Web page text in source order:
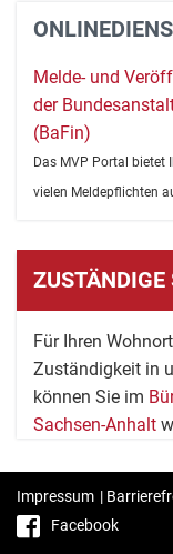
Melde- und
der
(BaFin)
Das MVP Portal bietet
vielen Meldepflichten
ZUSTÄNDIGE
Für Ihren
Zuständigkeit in
können Sie im
Sachsen-Anhalt
Impressum |
Facebook